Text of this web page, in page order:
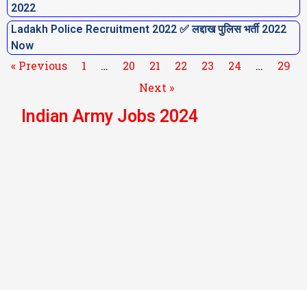
2022
Ladakh Police Recruitment 2022 ✅ लद्दाख पुलिस भर्ती 2022
Now
« Previous 1 … 20 21 22 23 24 …
29
Next »
Indian Army Jobs 2024